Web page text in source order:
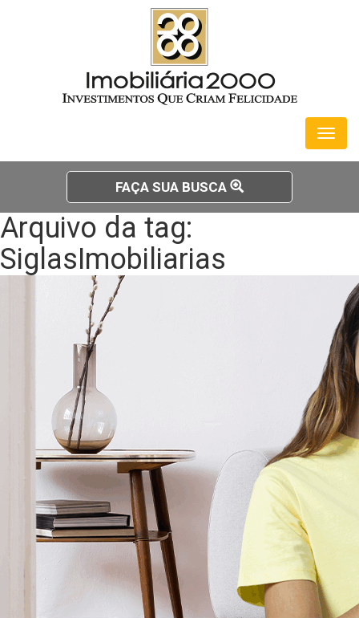
Toggle
FAÇA SUA BUSCA
Arquivo da tag:
SiglasImobiliarias